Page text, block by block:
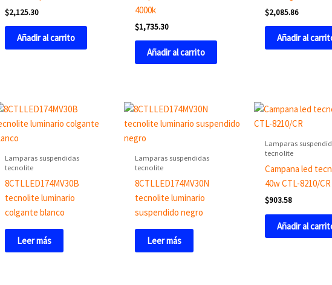
$2,125.30
Añadir al carrito
4000k
$1,735.30
Añadir al carrito
$2,085.86
Añadir al
Lamparas suspendidas
tecnolite
8CTLLED174MV30B
tecnolite luminario
colgante blanco
Leer más
Lamparas suspendidas
tecnolite
8CTLLED174MV30N
tecnolite luminario
suspendido negro
Leer más
Lamparas
tecnolite
Campana led
40w CTL-8210/CR
$903.58
Añadir al